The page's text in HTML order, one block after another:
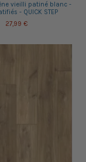
vieilli patiné blanc -
- QUICK STEP
27,99 €